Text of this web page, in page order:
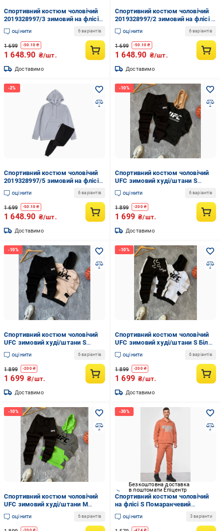
Спортивний костюм чоловічий
2019328997/3 зимовий на флісі
M Чорний (2019328997/3/3)
оцінити 6 варіантів
1 699 -50.10 ₴
1 648.90 ₴/шт.
Доставимо
Спортивний костюм чоловічий
2019328997/2 зимовий на флісі L
Біло-чорний (2019328997/2/4)
оцінити 6 варіантів
1 699 -50.10 ₴
1 648.90 ₴/шт.
Доставимо
Спортивний костюм чоловічий
2019328997/5 зимовий на флісі
2XL Сіро-чорний
(2019328997/5/6)
оцінити 6 варіантів
1 699 -50.10 ₴
1 648.90 ₴/шт.
Доставимо
Спортивний костюм чоловічий
UFC зимовий худі/штани S
Чорний (24139/3/2)
оцінити 6 варіантів
1 899 -200₴
1 699 ₴/шт.
Доставимо
Спортивний костюм чоловічий
UFC зимовий худі/штани S
Бежевий (24139/2/2)
оцінити 6 варіантів
1 899 -200₴
1 699 ₴/шт.
Доставимо
Спортивний костюм чоловічий
UFC зимовий худі/штани S Білий
(24139/1/2)
оцінити 6 варіантів
1 899 -200₴
1 699 ₴/шт.
Доставимо
Спортивний костюм чоловічий
UFC зимовий худі/штани M
Сірий (24139/4/3)
оцінити 6 варіантів
Безкоштовна доставка
в поштомати Епіцентр
Спортивний костюм чоловічий
на флісі S Помаранчевий
(183643)
оцінити 3 варіанти